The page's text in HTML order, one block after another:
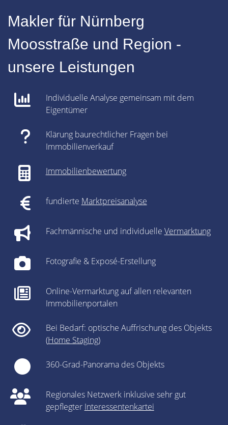
Makler für Nürnberg
Moosstraße und Region -
unsere Leistungen
Individuelle Analyse gemeinsam mit dem
Eigentümer
Klärung baurechtlicher Fragen bei
Immobilienverkauf
Immobilienbewertung
fundierte Marktpreisanalyse
Fachmännische und individuelle Vermarktung
Fotografie & Exposé-Erstellung
Online-Vermarktung auf allen relevanten
Immobilienportalen
Bei Bedarf: optische Auffrischung des Objekts
(Home Staging)
360-Grad-Panorama des Objekts
Regionales Netzwerk inklusive sehr gut
gepflegter Interessentenkartei